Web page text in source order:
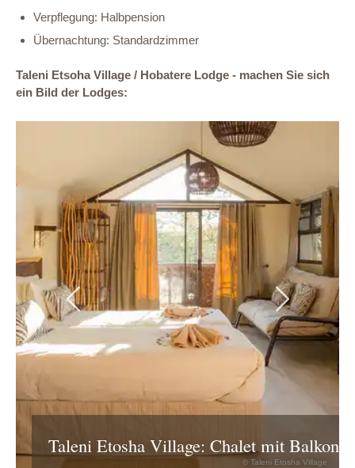
Verpflegung: Halbpension
Übernachtung: Standardzimmer
Taleni Etsoha Village / Hobatere Lodge - machen Sie sich
ein Bild der Lodges:
© Taleni Etosha Village
Taleni Etosha Village: Chalet mit Balkon
Previous Next